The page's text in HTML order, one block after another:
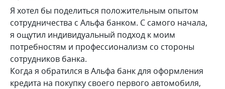
Я хотел бы поделиться положительным опытом
сотрудничества с Альфа банком. С самого начала,
я ощутил индивидуальный подход к моим
потребностям и профессионализм со стороны
сотрудников банка.
Когда я обратился в Альфа банк для оформления
кредита на покупку своего первого автомобиля,